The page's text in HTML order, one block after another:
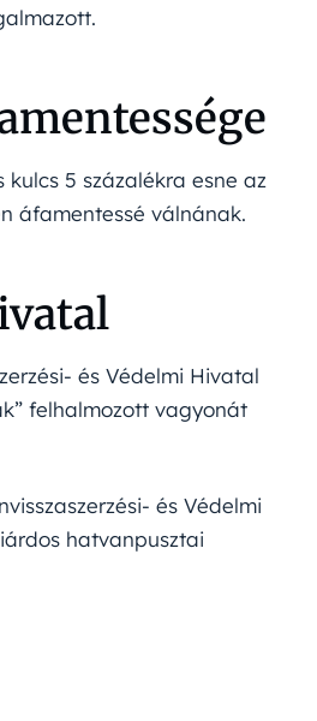
5 százalékra esne az
áfamentessé válnának.
és Védelmi Hivatal
felhalmozott vagyonát
és Védelmi
hatvanpusztai